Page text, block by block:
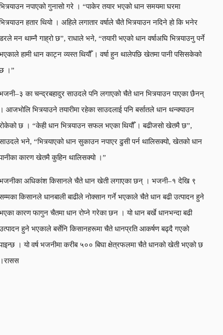
नपाएको गुनासो गरे । “पाकेर तयार भएको धान समयमा घरमा
हतार थियो । अहिले लगातार वर्षाले चैते भित्र्याउन नदिने हो कि भनेर
मन थाम्नै गाह्रो छ”, राधाले भने, “तयारी भएको धान वर्षाअघि भित्र्याउनु पर्ने
हामी धान काट्न व्यस्त थियौँ । वर्षा हुन थालेपछि खेतमा पानी पसिसकेको
।”
का चन्द्रबहादुर साउदले पनि लगाएको चैते धान भित्र्याउन पाएका छैनन्
आजभोलि भित्र्याउने तयारीमा रहेका साउदलाई पनि बर्सातले धान थन्क्याउन
छ । “केही धान भित्र्याउन सफल भएका थियौँ । बढीजसो खेतमै छ”,
भने, “भित्र्याएको धान सुकाउन नपाएर ढुसी पर्न थालिसक्यो, खेतको धान
कारण खेतमै कुहिन थालिसक्यो ।”
अधिकांश किसानले चैते धान खेती लगाएका छन् । भजनी–१ देखि ९
किसानले धानबाली बाढीले नोक्सान गर्ने भएकाले चैते धान बढी उत्पादन हुने
कारण फागुन चैतमा धान रोप्ने गरेका छन । यो धान बर्खे धानभन्दा बढी
हुने भएकाले बर्सेनि किसानहरूमा चैते धानप्रति आकर्षण बढ्दै गएको
। यो वर्ष भजनीमा करीब ५०० बिघा क्षेत्रफलमा चैते धानको खेती भएको छ